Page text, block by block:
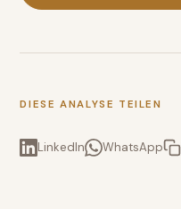
DIESE ANALYSE TEILEN
LinkedIn WhatsApp